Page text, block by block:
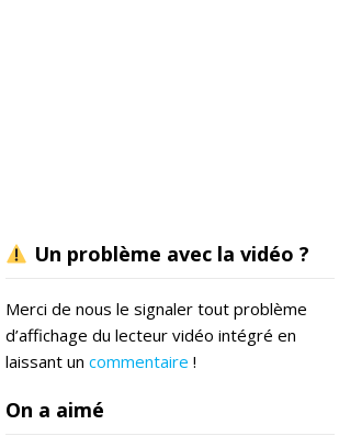
Un problème avec la vidéo ?
Merci de nous le signaler tout problème
d’affichage du lecteur vidéo intégré en
laissant un commentaire !
On a aimé